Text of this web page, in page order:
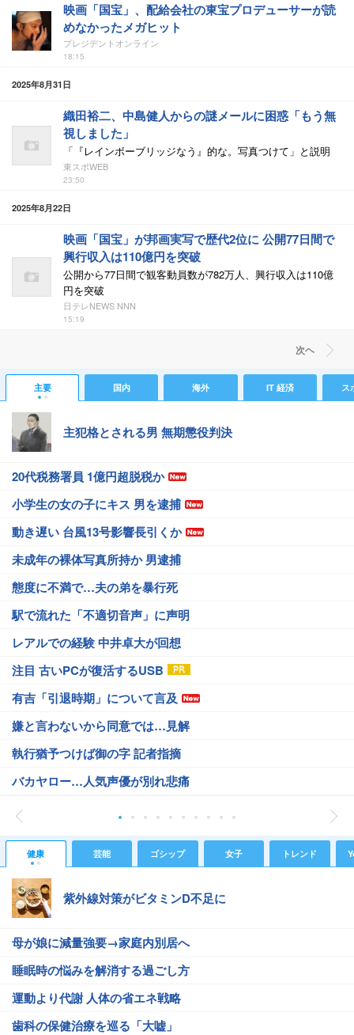
映画「国宝」、配給会社の東宝プロデューサーが読
めなかったメガヒット
プレジデントオンライン
18:15
2025年8月31日
織田裕二、中島健人からの謎メールに困惑「もう無
視しました」
「『レインボーブリッジなう』的な。写真つけて」と説明
東スポWEB
23:50
2025年8月22日
映画「国宝」が邦画実写で歴代2位に 公開77日間で
興行収入は110億円を突破
公開から77日間で観客動員数が782万人、興行収入は110億
円を突破
日テレNEWS NNN
15:19
次ヘ
主要 国内 海外 IT 経済 ス
主犯格とされる男 無期懲役判決
20代税務署員 1億円超脱税か
小学生の女の子にキス 男を逮捕
動き遅い 台風13号影響長引くか
未成年の裸体写真所持か 男逮捕
態度に不満で…夫の弟を暴行死
駅で流れた「不適切音声」に声明
レアルでの経験 中井卓大が回想
注目 古いPCが復活するUSB
有吉「引退時期」について言及
嫌と言わないから同意では…見解
執行猶予つけば御の字 記者指摘
バカヤロー…人気声優が別れ悲痛
健康 芸能 ゴシップ 女子 トレンド
紫外線対策がビタミンD不足に
母が娘に減量強要→家庭内別居へ
睡眠時の悩みを解消する過ごし方
運動より代謝 人体の省エネ戦略
歯科の保健治療を巡る「大嘘」